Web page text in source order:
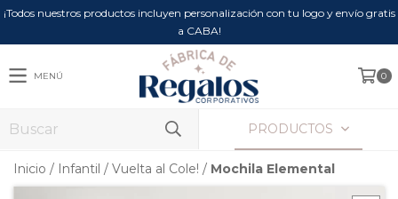
¡Todos nuestros productos incluyen personalización con tu logo y envío gratis
a CABA!
MENÚ 0
PRODUCTOS
Inicio / Infantil / Vuelta al Cole! / Mochila Elemental